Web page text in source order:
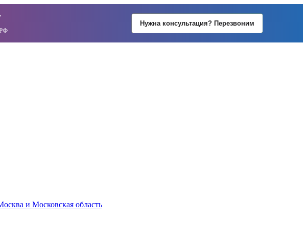
Нужна консультация? Перезвоним
и Московская область